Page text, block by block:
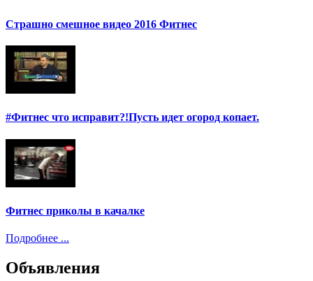
Страшно смешное видео 2016 Фитнес
#Фитнес что исправит?!Пусть идет огород копает.
Фитнес приколы в качалке
Подробнее ...
Объявления